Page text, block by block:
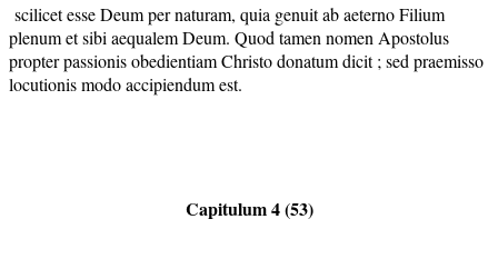
scilicet esse Deum per naturam, quia genuit ab aeterno Filium
plenum et sibi aequalem Deum. Quod tamen nomen Apostolus
propter passionis obedientiam Christo donatum dicit ; sed praemisso
locutionis modo accipiendum est.
Capitulum 4 (53)